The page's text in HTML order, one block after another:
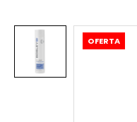
OFERTA